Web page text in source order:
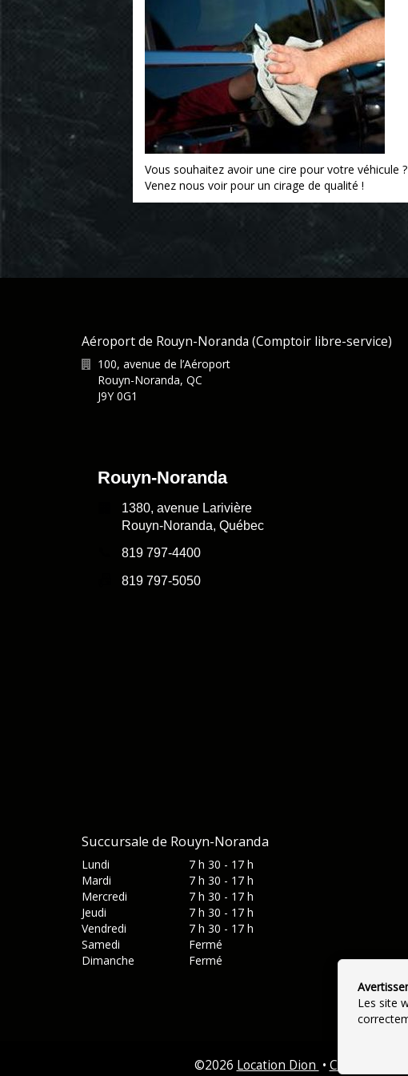
Vous souhaitez avoir une cire pour votre véhicule ?
Venez nous voir pour un cirage de qualité !
Aéroport de Rouyn-Noranda (Comptoir libre-service)
100, avenue de l’Aéroport
Rouyn-Noranda, QC
J9Y 0G1
Rouyn-Noranda
1380, avenue Larivière
Rouyn-Noranda, Québec
819 797-4400
819 797-5050
Succursale de Rouyn-Noranda
Lundi
7 h 30 - 17 h
Mardi
7 h 30 - 17 h
Mercredi
7 h 30 - 17 h
Jeudi
7 h 30 - 17 h
Vendredi
7 h 30 - 17 h
Samedi
Fermé
Dimanche
Fermé
©2026 Location Dion • Contactez-
Les site